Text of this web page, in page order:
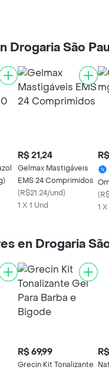
Drogaria São
R$ 21,24
Gelmax Mastigáveis
EMS 24 Comprimidos
(R$21.24/und)
1 X 1 Und
(
1
en Drogaria
R$ 69,99
Grecin Kit Tonalizante